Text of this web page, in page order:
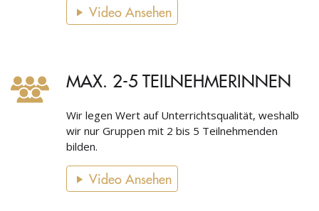
Video Ansehen
MAX. 2-5 TEILNEHMERINNEN
Wir legen Wert auf Unterrichtsqualität, weshalb
wir nur Gruppen mit 2 bis 5 Teilnehmenden
bilden.
Video Ansehen